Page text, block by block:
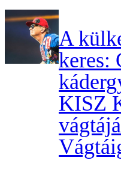
A
keres:
KISZ